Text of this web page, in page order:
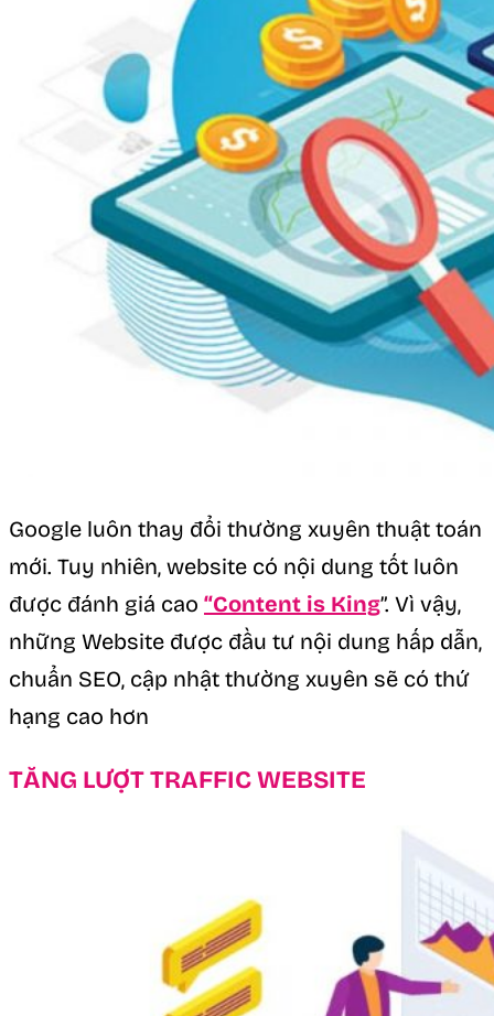
Google luôn thay đổi thường xuyên thuật toán
mới. Tuy nhiên, website có nội dung tốt luôn
được đánh giá cao “Content is King”. Vì vậy,
những Website được đầu tư nội dung hấp dẫn,
chuẩn SEO, cập nhật thường xuyên sẽ có thứ
hạng cao hơn
TĂNG LƯỢT TRAFFIC WEBSITE